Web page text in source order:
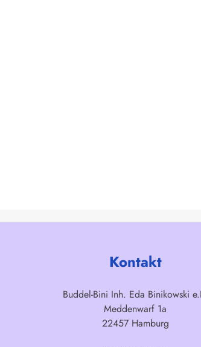
Kontakt
Buddel-Bini Inh. Eda Binikowski
Meddenwarf 1a
22457 Hamburg